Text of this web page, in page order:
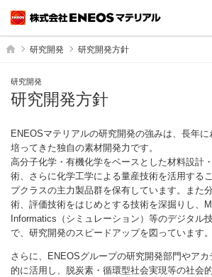
ホーム研究開発 研究開発方針
研究開発
研究開発方針
ENEOSマテリアルの研究開発の強みは、長年
培ってきた独自の素材開発力です。
高分子化学・有機化学をベースとした材料設計
術、さらに化学工学による量産技術を活用する
プクラスの主力製品群を保有しています。また
術、評価技術をはじめとする技術を深掘りし、
Informatics（シミュレーション）等のデジタル
で、研究開発のスピードアップを図っています。
さらに、ENEOSグループの研究開発部門やア
的に活用し、脱炭素・循環型社会実現等の社会